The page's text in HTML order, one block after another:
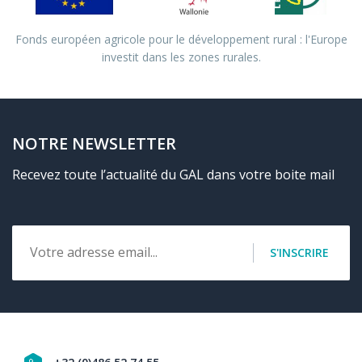
Fonds européen agricole pour le développement rural : l'Europe
investit dans les zones rurales.
NOTRE NEWSLETTER
Recevez toute l’actualité du GAL dans votre boite mail
Email S'INSCRIRE